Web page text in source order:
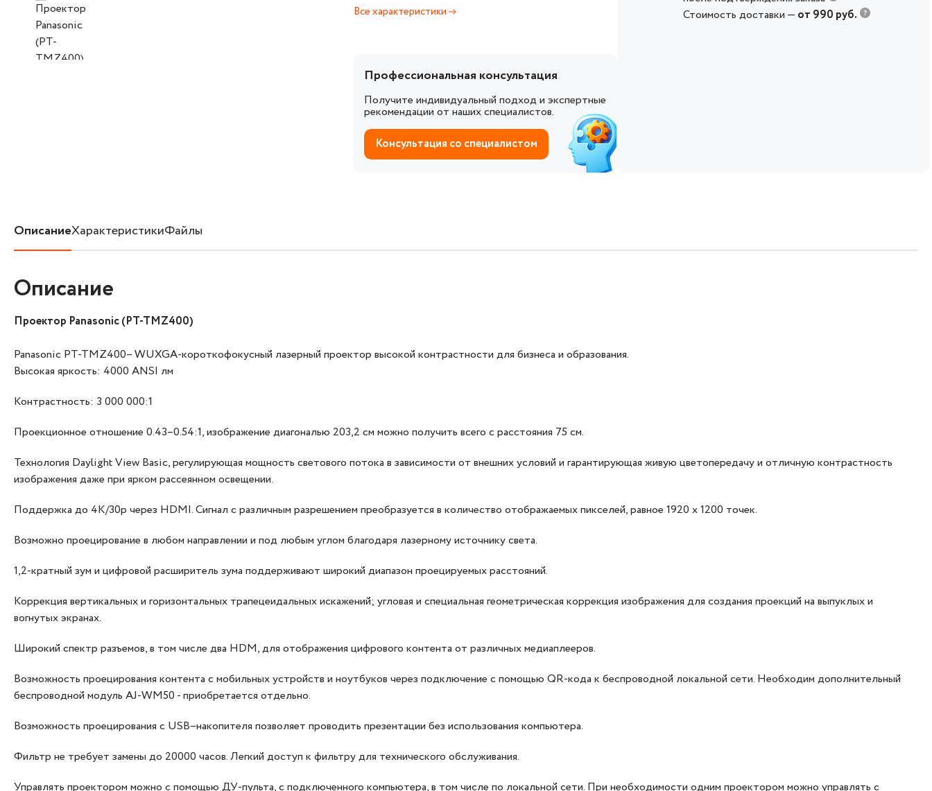
Все характеристики
Профессиональная консультация
Получите индивидуальный подход и экспертные
рекомендации от наших специалистов.
Консультация со специалистом
Стоимость доставки — от 990 руб.
ОписаниеХарактеристикиФайлы
Описание
Проектор Panasonic (PT-TMZ400)
Panasonic PT-TMZ400– WUXGA-короткофокусный лазерный проектор высокой контрастности для бизнеса и образования.
Высокая яркость: 4000 ANSI лм
Контрастность: 3 000 000:1
Проекционное отношение 0.43–0.54:1, изображение диагональю 203,2 см можно получить всего с расстояния 75 см.
Технология Daylight View Basic, регулирующая мощность светового потока в зависимости от внешних условий и гарантирующая живую цветопередачу и отличную контрастность
изображения даже при ярком рассеянном освещении.
Поддержка до 4K/30p через HDMI. Сигнал с различным разрешением преобразуется в количество отображаемых пикселей, равное 1920 x 1200 точек.
Возможно проецирование в любом направлении и под любым углом благодаря лазерному источнику света.
1,2-кратный зум и цифровой расширитель зума поддерживают широкий диапазон проецируемых расстояний.
Коррекция вертикальных и горизонтальных трапецеидальных искажений; угловая и специальная геометрическая коррекция изображения для создания проекций на выпуклых и
вогнутых экранах.
Широкий спектр разъемов, в том числе два HDM, для отображения цифрового контента от различных медиаплееров.
Возможность проецирования контента с мобильных устройств и ноутбуков через подключение с помощью QR-кода к беспроводной локальной сети. Необходим дополнительный
беспроводной модуль AJ-WM50 - приобретается отдельно.
Возможность проецирования с USB–накопителя позволяет проводить презентации без использования компьютера.
Фильтр не требует замены до 20000 часов. Легкий доступ к фильтру для технического обслуживания.
Управлять проектором можно с помощью ДУ-пульта, с подключенного компьютера, в том числе по локальной сети. При необходимости одним проектором можно управлять с